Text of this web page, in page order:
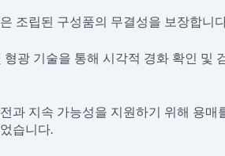
조립된 구성품의 무결성을 보장합니
형광 기술을 통해 시각적 경화 확인 및
과 지속 가능성을 지원하기 위해 용매
습니다.